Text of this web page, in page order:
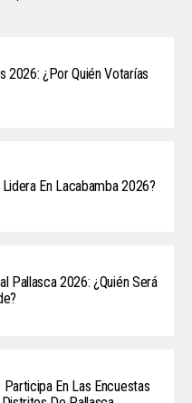
2026: ¿Por Quién Votarías
Lidera En Lacabamba 2026?
Pallasca 2026: ¿Quién Será
En Las Encuestas